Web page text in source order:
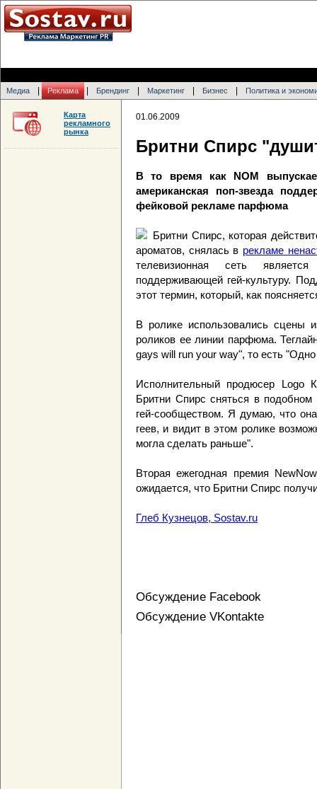
Медиа Реклама Брендинг Маркетинг Бизнес Политика и
01.06.2009
Бритни Спирс
В то время как NOM
американская поп-звезда
фейковой рекламе парфюма
Бритни Спирс, которая
ароматов, снялась в рекламе
телевизионная сеть
поддерживающей гей-культуру.
этот термин, который, как
В ролике использовались сцены
роликов ее линии парфюма.
gays will run your way", то есть
Исполнительный продюсер Logo
Бритни Спирс сняться в
гей-сообществом. Я думаю, что
геев, и видит в этом ролике
могла сделать раньше".
Вторая ежегодная премия
ожидается, что Бритни Спирс
Глеб Кузнецов, Sostav.ru
Обсуждение Facebook
Обсуждение VKontakte
Карта
рекламного
рынка